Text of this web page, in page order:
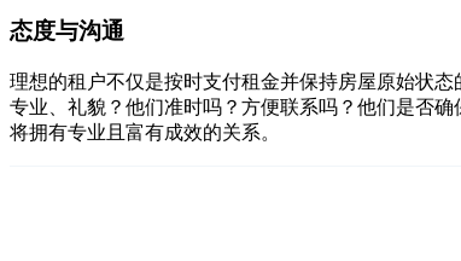
态度与沟通
理想的租户不仅是按时支付租金并保持房屋原始状
专业、礼貌？他们准时吗？方便联系吗？他们是否
将拥有专业且富有成效的关系。